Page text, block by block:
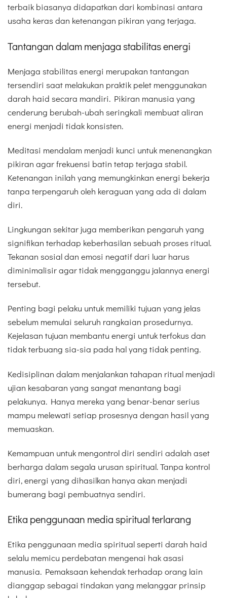
terbaik biasanya didapatkan dari kombinasi antara
usaha keras dan ketenangan pikiran yang terjaga.
Tantangan dalam menjaga stabilitas energi
Menjaga stabilitas energi merupakan tantangan
tersendiri saat melakukan praktik pelet menggunakan
darah haid secara mandiri. Pikiran manusia yang
cenderung berubah-ubah seringkali membuat aliran
energi menjadi tidak konsisten.
Meditasi mendalam menjadi kunci untuk menenangkan
pikiran agar frekuensi batin tetap terjaga stabil.
Ketenangan inilah yang memungkinkan energi bekerja
tanpa terpengaruh oleh keraguan yang ada di dalam
diri.
Lingkungan sekitar juga memberikan pengaruh yang
signifikan terhadap keberhasilan sebuah proses ritual.
Tekanan sosial dan emosi negatif dari luar harus
diminimalisir agar tidak mengganggu jalannya energi
tersebut.
Penting bagi pelaku untuk memiliki tujuan yang jelas
sebelum memulai seluruh rangkaian prosedurnya.
Kejelasan tujuan membantu energi untuk terfokus dan
tidak terbuang sia-sia pada hal yang tidak penting.
Kedisiplinan dalam menjalankan tahapan ritual menjadi
ujian kesabaran yang sangat menantang bagi
pelakunya. Hanya mereka yang benar-benar serius
mampu melewati setiap prosesnya dengan hasil yang
memuaskan.
Kemampuan untuk mengontrol diri sendiri adalah aset
berharga dalam segala urusan spiritual. Tanpa kontrol
diri, energi yang dihasilkan hanya akan menjadi
bumerang bagi pembuatnya sendiri.
Etika penggunaan media spiritual terlarang
Etika penggunaan media spiritual seperti darah haid
selalu memicu perdebatan mengenai hak asasi
manusia. Pemaksaan kehendak terhadap orang lain
dianggap sebagai tindakan yang melanggar prinsip